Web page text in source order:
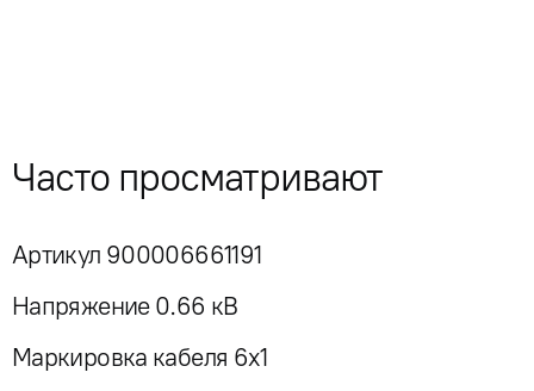
Часто просматривают
Артикул 900006661191
Напряжение 0.66 кВ
Маркировка кабеля 6x1